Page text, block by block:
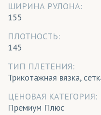
ШИРИНА РУЛОНА:
155
ПЛОТНОСТЬ:
145
ТИП ПЛЕТЕНИЯ:
Трикотажная вязка,
ЦЕНОВАЯ КАТЕГОРИЯ:
Премиум Плюс